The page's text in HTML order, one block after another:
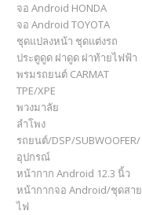
จอ Android HONDA
จอ Android TOYOTA
ชุดแปลงหน้า ชุดแต่งรถ
ประตูดูด ฝาดูด ฝาท้ายไฟฟ้า
พรมรถยนต์ CARMAT
TPE/XPE
พวงมาลัย
ลำโพง
รถยนต์/DSP/SUBWOOFER/
อุปกรณ์
หน้ากาก Android 12.3 นิ้ว
หน้ากากจอ Android/ชุดสาย
ไฟ